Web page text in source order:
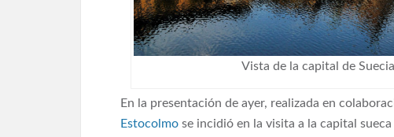
Vista de la capital de
En la presentación de ayer, realizada en
Estocolmo se incidió en la visita a la capital